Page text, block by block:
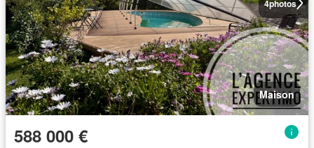
4photos
Maison
588 000 €